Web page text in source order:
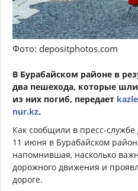
Фото: depositphotos.com
В Бурабайском районе в
два пешехода, которые
из них погиб, передает
nur.kz.
Как сообщили в пресс-
11 июня в Бурабайском
напомнившая, насколько
дорожного движения и
дороге.